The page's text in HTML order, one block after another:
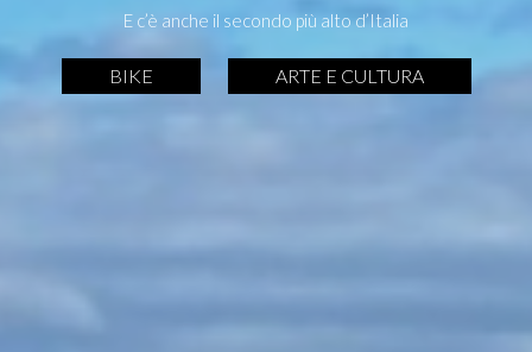
E c’è anche il secondo più alto d’Italia
BIKE ARTE E CULTURA